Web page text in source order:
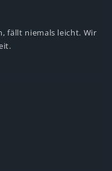
fällt niemals leicht. Wir